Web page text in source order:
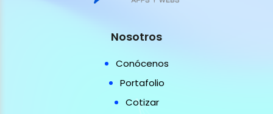
Nosotros
Conócenos
Portafolio
Cotizar